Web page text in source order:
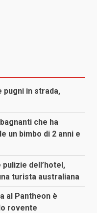
pugni in strada,
che ha
un bimbo di 2 anni e
dell’hotel,
turista australiana
al Pantheon è
rovente